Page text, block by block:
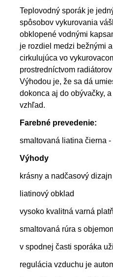
Teplovodný sporák je
spôsobov vykurovania
obklopené vodnými
je rozdiel medzi bežnými
cirkulujúca vo
prostredníctvom
Výhodou je, že sa dá
dokonca aj do obývačky,
vzhľad.
Farebné prevedenie:
smaltovaná liatina čierna -
Výhody
krásny a nadčasový dizajn
liatinový obklad
vysoko kvalitná varná
smaltovaná rúra s
v spodnej časti sporáka
regulácia vzduchu je